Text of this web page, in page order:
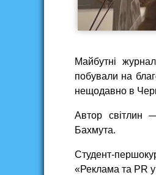
Майбутні
побували на
нещодавно в
Автор світлин
Бахмута.
Студент-
«Реклама та PR у